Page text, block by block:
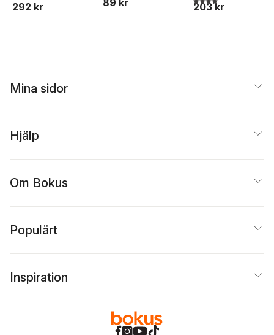
292 kr 89 kr 203 kr
Mina sidor
Hjälp
Om Bokus
Populärt
Inspiration